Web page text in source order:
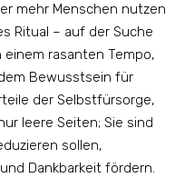
mehr Menschen nutzen
Ritual – auf der Suche
rasanten Tempo,
Bewusstsein für
der Selbstfürsorge,
leere Seiten; Sie sind
sollen,
Dankbarkeit fördern.